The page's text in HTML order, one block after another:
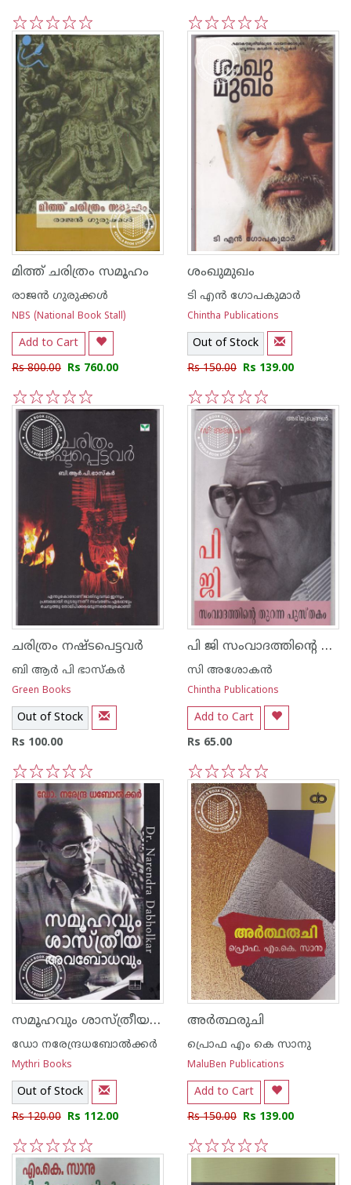
5
4
3
2
1 5
4
3
2
1
മിത്ത് ചരിത്രം സമൂഹം
രാജന്‍ ഗുരുക്കള്‍
NBS (National Book Stall)
Add to Cart
Rs 800.00 Rs 760.00
5
4
3
2
1
ശംഖുമുഖം
ടി എന്‍ ഗോപകുമാര്‍
Chintha Publications
Out of Stock
Rs 150.00 Rs 139.00
5
4
3
2
1
ചരിത്രം നഷ്ടപെട്ടവര്‍
ബി ആര്‍ പി ഭാസ്കര്‍
Green Books
Out of Stock
Rs 100.00
5
4
3
2
1
പി ജി സംവാദത്തിന്റെ തുറന്ന പുസ്തകം
സി അശോകന്‍
Chintha Publications
Add to Cart
Rs 65.00
5
4
3
2
1
സമൂഹവും ശാസ്ത്രീയ അവബോധവും
ഡോ നരേന്ദ്രധബോല്‍ക്കര്‍
Mythri Books
Out of Stock
Rs 120.00 Rs 112.00
5
4
3
2
1
അര്‍ത്ഥരുചി
പ്രൊഫ എം കെ സാനു
MaluBen Publications
Add to Cart
Rs 150.00 Rs 139.00
5
4
3
2
1